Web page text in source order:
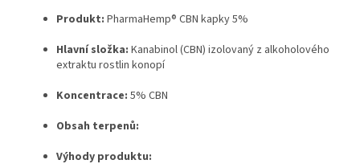
Produkt: PharmaHemp® CBN kapky 5%
Hlavní složka: Kanabinol (CBN) izolovaný z alkoholového
extraktu rostlin konopí
Koncentrace: 5% CBN
Obsah terpenů:
Výhody produktu: